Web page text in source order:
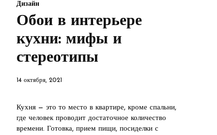
Дизайн
Обои в интерьере
кухни: мифы и
стереотипы
14 октября, 2021
Кухня — это то место в квартире, кроме спальни,
где человек проводит достаточное количество
времени. Готовка, прием пищи, посиделки с